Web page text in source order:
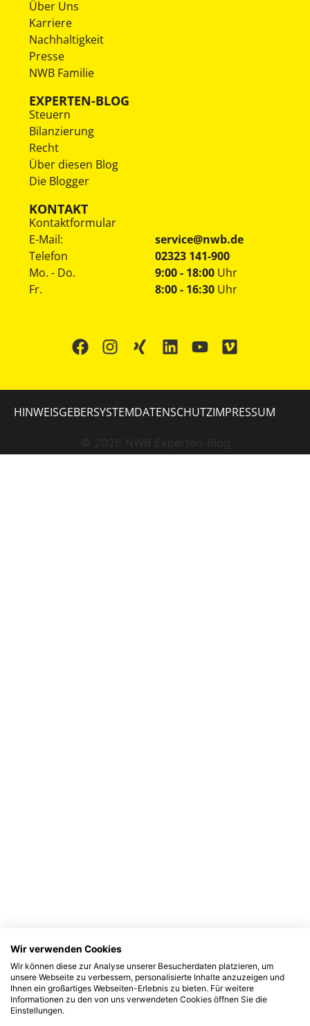
Über Uns
Karriere
Nachhaltigkeit
Presse
NWB Familie
EXPERTEN-BLOG
Steuern
Bilanzierung
Recht
Über diesen Blog
Die Blogger
KONTAKT
Kontaktformular
E-Mail:
service@nwb.de
Telefon
02323 141-900
Mo. - Do.
Fr.
9:00 - 18:00 Uhr
8:00 - 16:30 Uhr
© 2026 NWB Experten-Blog
HINWEISGEBERSYSTEMDATENSCHUTZIMPRESSUM
Wir verwenden Cookies
Wir können diese zur Analyse unserer Besucherdaten platzieren, um
unsere Webseite zu verbessern, personalisierte Inhalte anzuzeigen und
Ihnen ein großartiges Webseiten-Erlebnis zu bieten. Für weitere
Informationen zu den von uns verwendeten Cookies öffnen Sie die
Einstellungen.